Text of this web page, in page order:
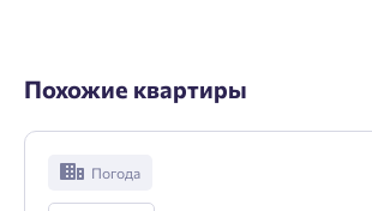
Похожие квартиры
Погода